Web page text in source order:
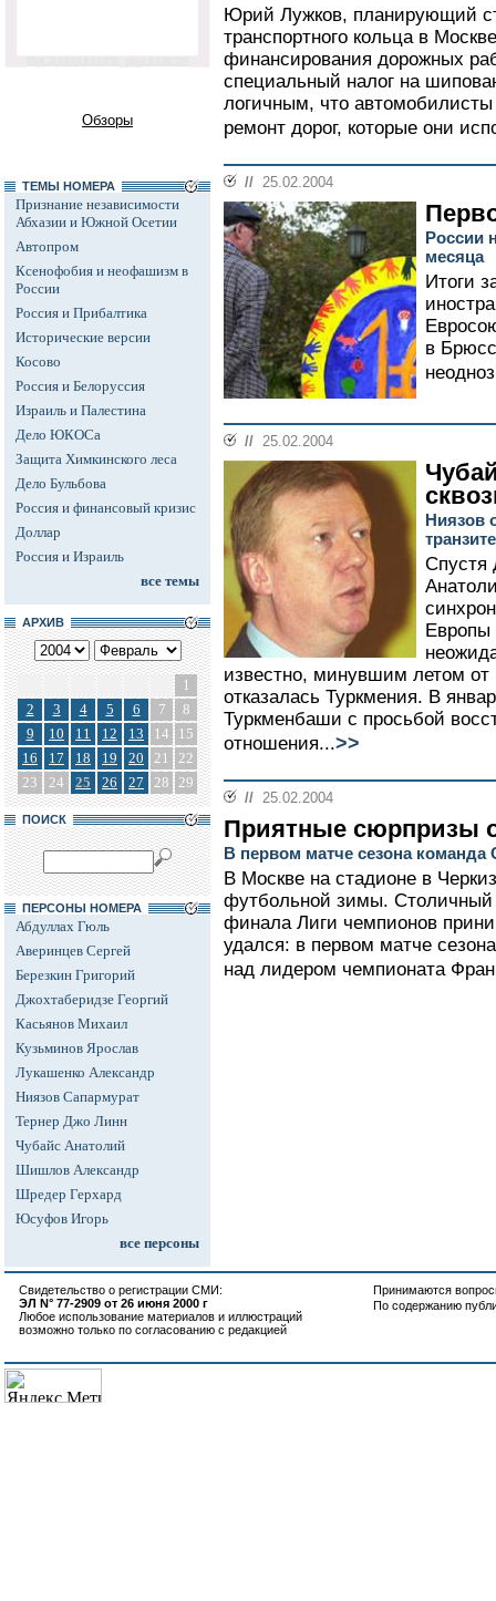
Обзоры
ТЕМЫ НОМЕРА
Признание независимости
Абхазии и Южной Осетии
Автопром
Ксенофобия и неофашизм в
России
Россия и Прибалтика
Исторические версии
Косово
Россия и Белоруссия
Израиль и Палестина
Дело ЮКОСа
Защита Химкинского леса
Дело Бульбова
Россия и финансовый кризис
Доллар
Россия и Израиль
все темы
АРХИВ
1
2
3 4 5 6 7
8
9
10 11 12 13 14
15
16
17 18 19 20 21
22
23
24 25 26 27 28 29
ПОИСК
ПЕРСОНЫ НОМЕРА
Абдуллах Гюль
Аверинцев Сергей
Березкин Григорий
Джохтаберидзе Георгий
Касьянов Михаил
Кузьминов Ярослав
Лукашенко Александр
Ниязов Сапармурат
Тернер Джо Линн
Чубайс Анатолий
Шишлов Александр
Шредер Герхард
Юсуфов Игорь
все персоны
Юрий Лужков, планирующий
транспортного кольца в
финансирования дорожных
специальный налог на
логичным, что
ремонт дорог, которые они
// 25.02.2004
России
месяца
Итоги
в
// 25.02.2004
Ниязов
транзите
Спустя
Европы
известно, минувшим летом от
отказалась Туркмения. В
Туркменбаши с просьбой
отношения...>>
// 25.02.2004
Приятные сюрпризы
В первом матче сезона
В Москве на стадионе в
футбольной зимы. Столичный
финала Лиги чемпионов
удался: в первом матче
над лидером чемпионата
Свидетельство о регистрации СМИ:
ЭЛ N° 77-2909 от 26 июня 2000 г
Любое использование материалов и иллюстраций
возможно только по согласованию с редакцией
Принимаются
По содержанию